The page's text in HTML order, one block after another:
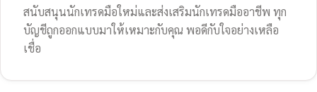
สนับสนุนนักเทรดมือใหม่และส่งเสริมนักเทรดมืออาชีพ ทุก
บัญชีถูกออกแบบมาให้เหมาะกับคุณ พอดีกับใจอย่างเหลือ
เชื่อ